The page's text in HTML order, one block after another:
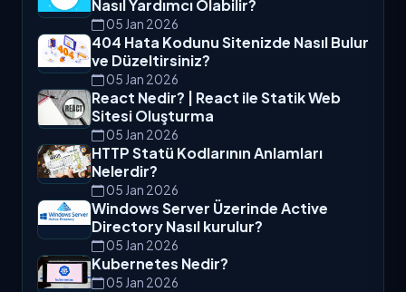
Nasıl Yardımcı Olabilir?
05 Jan 2026
404 Hata Kodunu Sitenizde Nasıl Bulur
ve Düzeltirsiniz?
05 Jan 2026
React Nedir? | React ile Statik Web
Sitesi Oluşturma
05 Jan 2026
HTTP Statü Kodlarının Anlamları
Nelerdir?
05 Jan 2026
Windows Server Üzerinde Active
Directory Nasıl kurulur?
05 Jan 2026
Kubernetes Nedir?
05 Jan 2026